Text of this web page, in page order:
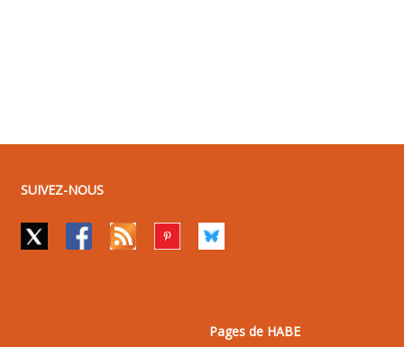
SUIVEZ-NOUS
Pages de HABE